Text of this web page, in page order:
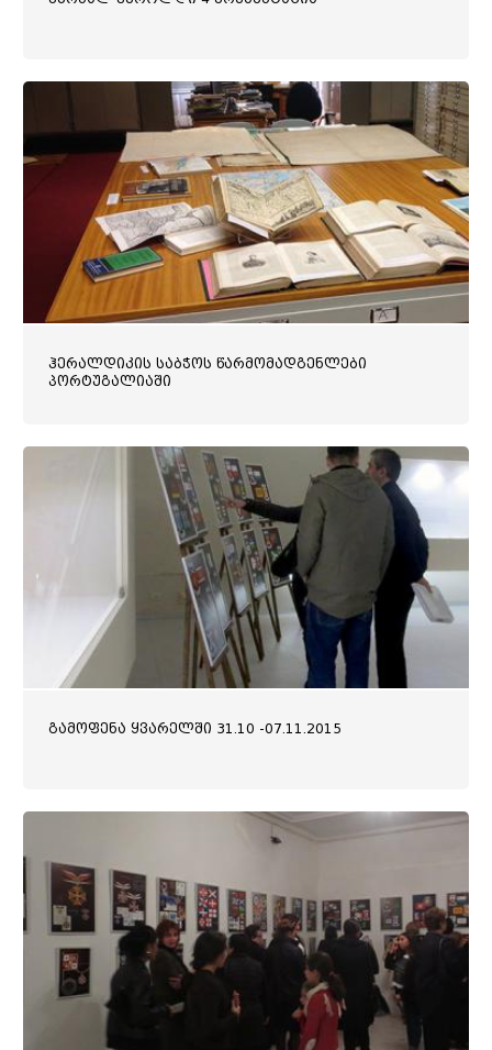
ჰერალდიკის საბჭოს წარმომადგენლები
პორტუგალიაში
გამოფენა ყვარელში 31.10 -07.11.2015